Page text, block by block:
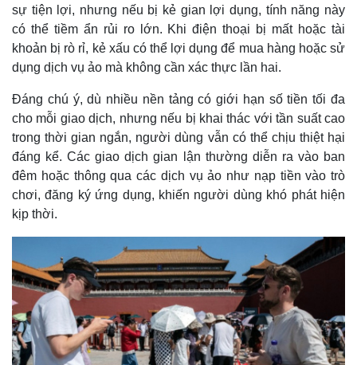
i
n
g
m
e
sự tiện lợi, nhưng nếu bị kẻ gian lợi dụng, tính năng này
có thể tiềm ẩn rủi ro lớn. Khi điện thoại bị mất hoặc tài
khoản bị rò rỉ, kẻ xấu có thể lợi dụng để mua hàng hoặc sử
dụng dịch vụ ảo mà không cần xác thực lần hai.
Đáng chú ý, dù nhiều nền tảng có giới hạn số tiền tối đa
cho mỗi giao dịch, nhưng nếu bị khai thác với tần suất cao
trong thời gian ngắn, người dùng vẫn có thể chịu thiệt hại
đáng kể. Các giao dịch gian lận thường diễn ra vào ban
đêm hoặc thông qua các dịch vụ ảo như nạp tiền vào trò
chơi, đăng ký ứng dụng, khiến người dùng khó phát hiện
kịp thời.